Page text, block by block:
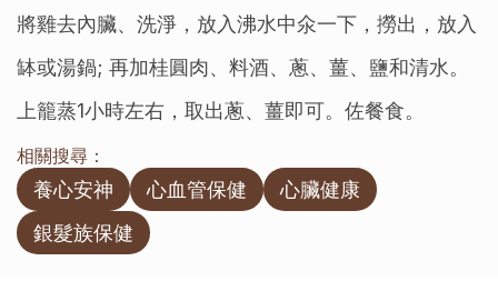
將雞去內臟、洗淨，放入沸水中氽一下，撈出，放入
缽或湯鍋; 再加桂圓肉、料酒、蔥、薑、鹽和清水。
上籠蒸1小時左右，取出蔥、薑即可。佐餐食。
相關搜尋：
養心安神 心血管保健
心臟健康
銀髮族保健